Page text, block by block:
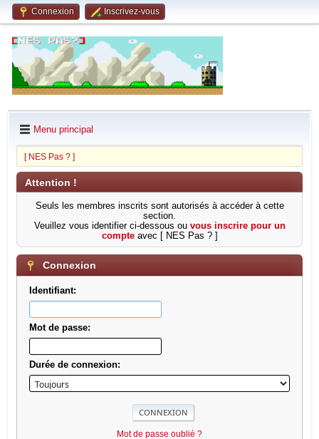
Connexion Inscrivez-vous
Menu principal
[ NES Pas ? ]
Attention !
Seuls les membres inscrits sont autorisés à accéder à cette
section.
Veuillez vous identifier ci-dessous ou vous inscrire pour un
compteavec [ NES Pas ? ]
Connexion
Identifiant:
Mot de passe:
Durée de connexion:
Mot de passe oublié ?